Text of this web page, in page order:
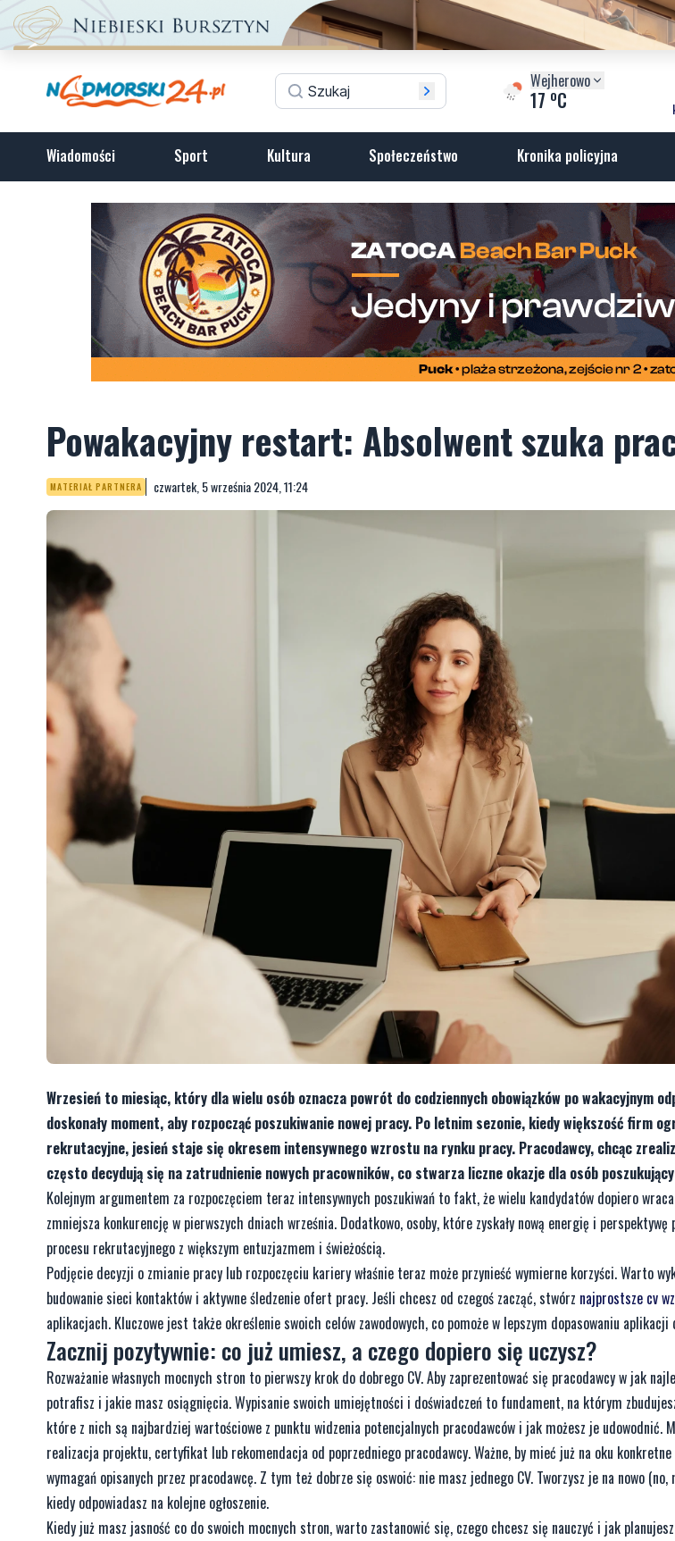
Wejherowo
17 oC
Wiadomości Sport Kultura Społeczeństwo Kronika policyjna
Powakacyjny restart: Absolwent szuka
MATERIAŁ PARTNERA czwartek, 5 września 2024, 11:24
Wrzesień to miesiąc, który dla wielu osób oznacza powrót do codziennych obowiązków po wakacyjnym
doskonały moment, aby rozpocząć poszukiwanie nowej pracy. Po letnim sezonie, kiedy większość firm
rekrutacyjne, jesień staje się okresem intensywnego wzrostu na rynku pracy. Pracodawcy, chcąc
często decydują się na zatrudnienie nowych pracowników, co stwarza liczne okazje dla osób
Kolejnym argumentem za rozpoczęciem teraz intensywnych poszukiwań to fakt, że wielu kandydatów dopiero
zmniejsza konkurencję w pierwszych dniach września. Dodatkowo, osoby, które zyskały nową energię i
procesu rekrutacyjnego z większym entuzjazmem i świeżością.
Podjęcie decyzji o zmianie pracy lub rozpoczęciu kariery właśnie teraz może przynieść wymierne korzyści. Warto
budowanie sieci kontaktów i aktywne śledzenie ofert pracy. Jeśli chcesz od czegoś zacząć, stwórz najprostsze cv
aplikacjach. Kluczowe jest także określenie swoich celów zawodowych, co pomoże w lepszym dopasowaniu
Zacznij pozytywnie: co już umiesz, a czego dopiero się uczysz?
Rozważanie własnych mocnych stron to pierwszy krok do dobrego CV. Aby zaprezentować się pracodawcy w jak
potrafisz i jakie masz osiągnięcia. Wypisanie swoich umiejętności i doświadczeń to fundament, na którym
które z nich są najbardziej wartościowe z punktu widzenia potencjalnych pracodawców i jak możesz je udowodnić.
realizacja projektu, certyfikat lub rekomendacja od poprzedniego pracodawcy. Ważne, by mieć już na oku konkretne
wymagań opisanych przez pracodawcę. Z tym też dobrze się oswoić: nie masz jednego CV. Tworzysz je na nowo
kiedy odpowiadasz na kolejne ogłoszenie.
Kiedy już masz jasność co do swoich mocnych stron, warto zastanowić się, czego chcesz się nauczyć i jak